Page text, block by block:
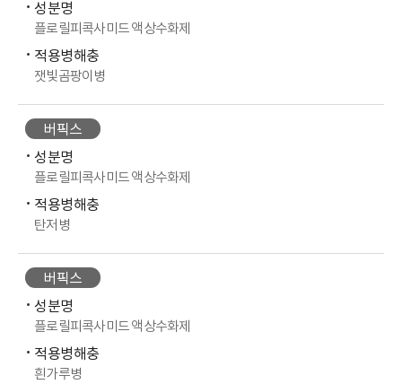
성분명
플로릴피콕사미드 액상수화제
적용병해충
잿빛곰팡이병
버픽스
성분명
플로릴피콕사미드 액상수화제
적용병해충
탄저병
버픽스
성분명
플로릴피콕사미드 액상수화제
적용병해충
흰가루병